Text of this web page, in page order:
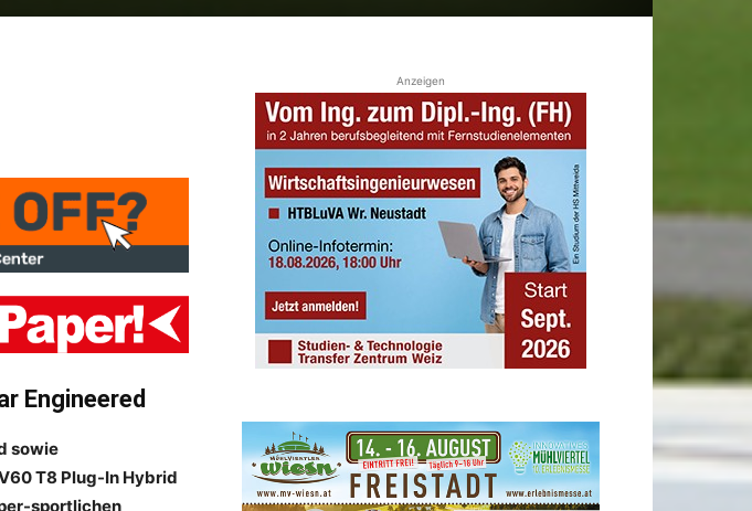
Engineered
sowie
T8 Plug-In Hybrid
sportlichen
Anzeigen